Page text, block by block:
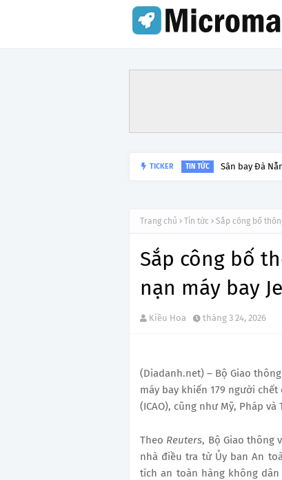
TICKER TIN TỨC Sân bay Đà
Trang chủ Tin tức Sắp công bố
Sắp công bố
nạn máy bay
Kiều Hoa tháng 3 24, 2026
(Diadanh.net) – Bộ Giao
máy bay khiến 179 người
(ICAO), cũng như Mỹ, Pháp và
Theo Reuters, Bộ Giao thông
nhà điều tra từ Ủy ban An
tích an toàn hàng không dân